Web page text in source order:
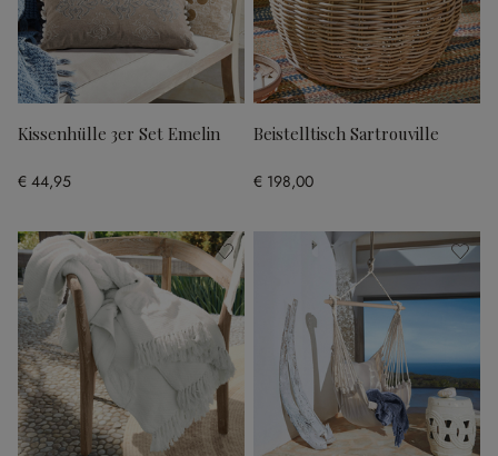
Kissenhülle 3er Set Emelin
€ 44,95
Beistelltisch Sartrouville
€ 198,00